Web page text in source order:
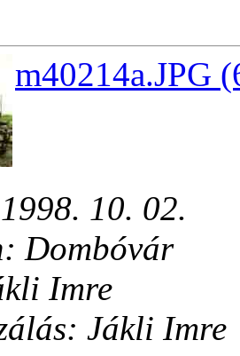
m40214a.JPG
10. 02.
Dombóvár
Imre
Jákli Imre